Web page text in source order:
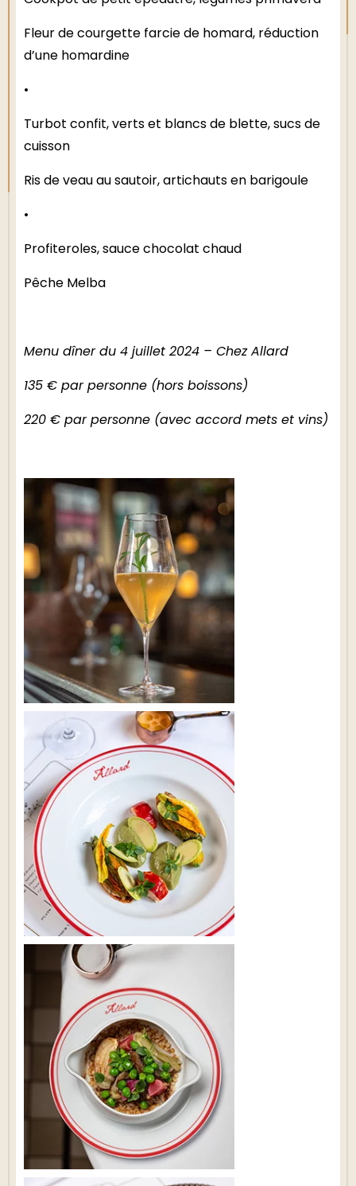
Fleur de courgette farcie de homard, réduction
d’une homardine
•
Turbot confit, verts et blancs de blette, sucs de
cuisson
Ris de veau au sautoir, artichauts en barigoule
•
Profiteroles, sauce chocolat chaud
Pêche Melba
Menu dîner du 4 juillet 2024 – Chez Allard
135 € par personne (hors boissons)
220 € par personne (avec accord mets et vins)